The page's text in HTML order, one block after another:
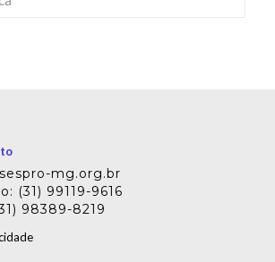
mg.org.br
(31) 99119-9616
98389-8219